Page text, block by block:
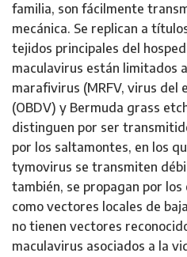
familia, son fácilmente
mecánica. Se replican a
tejidos principales del
maculavirus están limitados
marafivirus (MRFV, virus del
(OBDV) y Bermuda grass
distinguen por ser
por los saltamontes, en los
tymovirus se transmiten
también, se propagan por
como vectores locales de
no tienen vectores
maculavirus asociados a la